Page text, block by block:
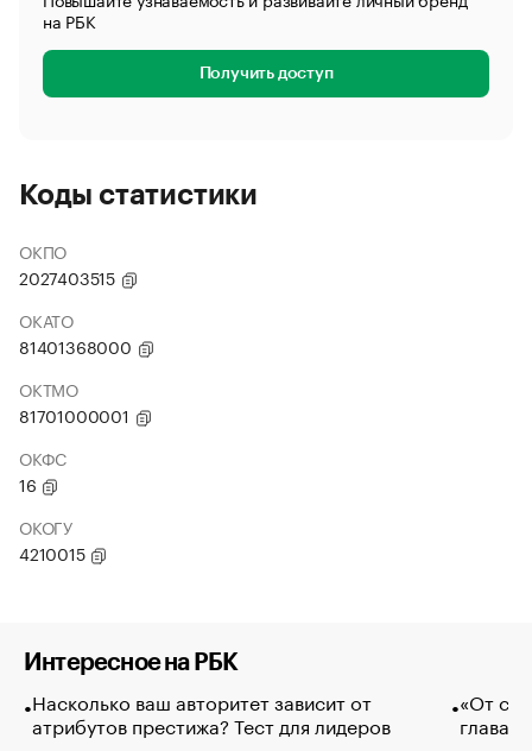
на РБК
Получить доступ
Коды статистики
ОКПО
2027403515
ОКАТО
81401368000
ОКТМО
81701000001
ОКФС
16
ОКОГУ
4210015
Интересное на РБК
Насколько ваш авторитет зависит от
атрибутов престижа? Тест для лидеров
«От
глава